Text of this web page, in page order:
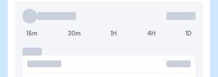
15m 30m 1H 4H 1D